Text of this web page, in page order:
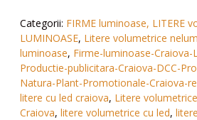
Categorii: FIRME luminoase, LITERE
LUMINOASE, Litere volumetrice
luminoase, Firme-luminoase-
Productie-publicitara-Craiova-DCC-
Natura-Plant-Promotionale-Craiova-
litere cu led craiova, Litere volumetrice
Craiova, litere volumetrice cu led,